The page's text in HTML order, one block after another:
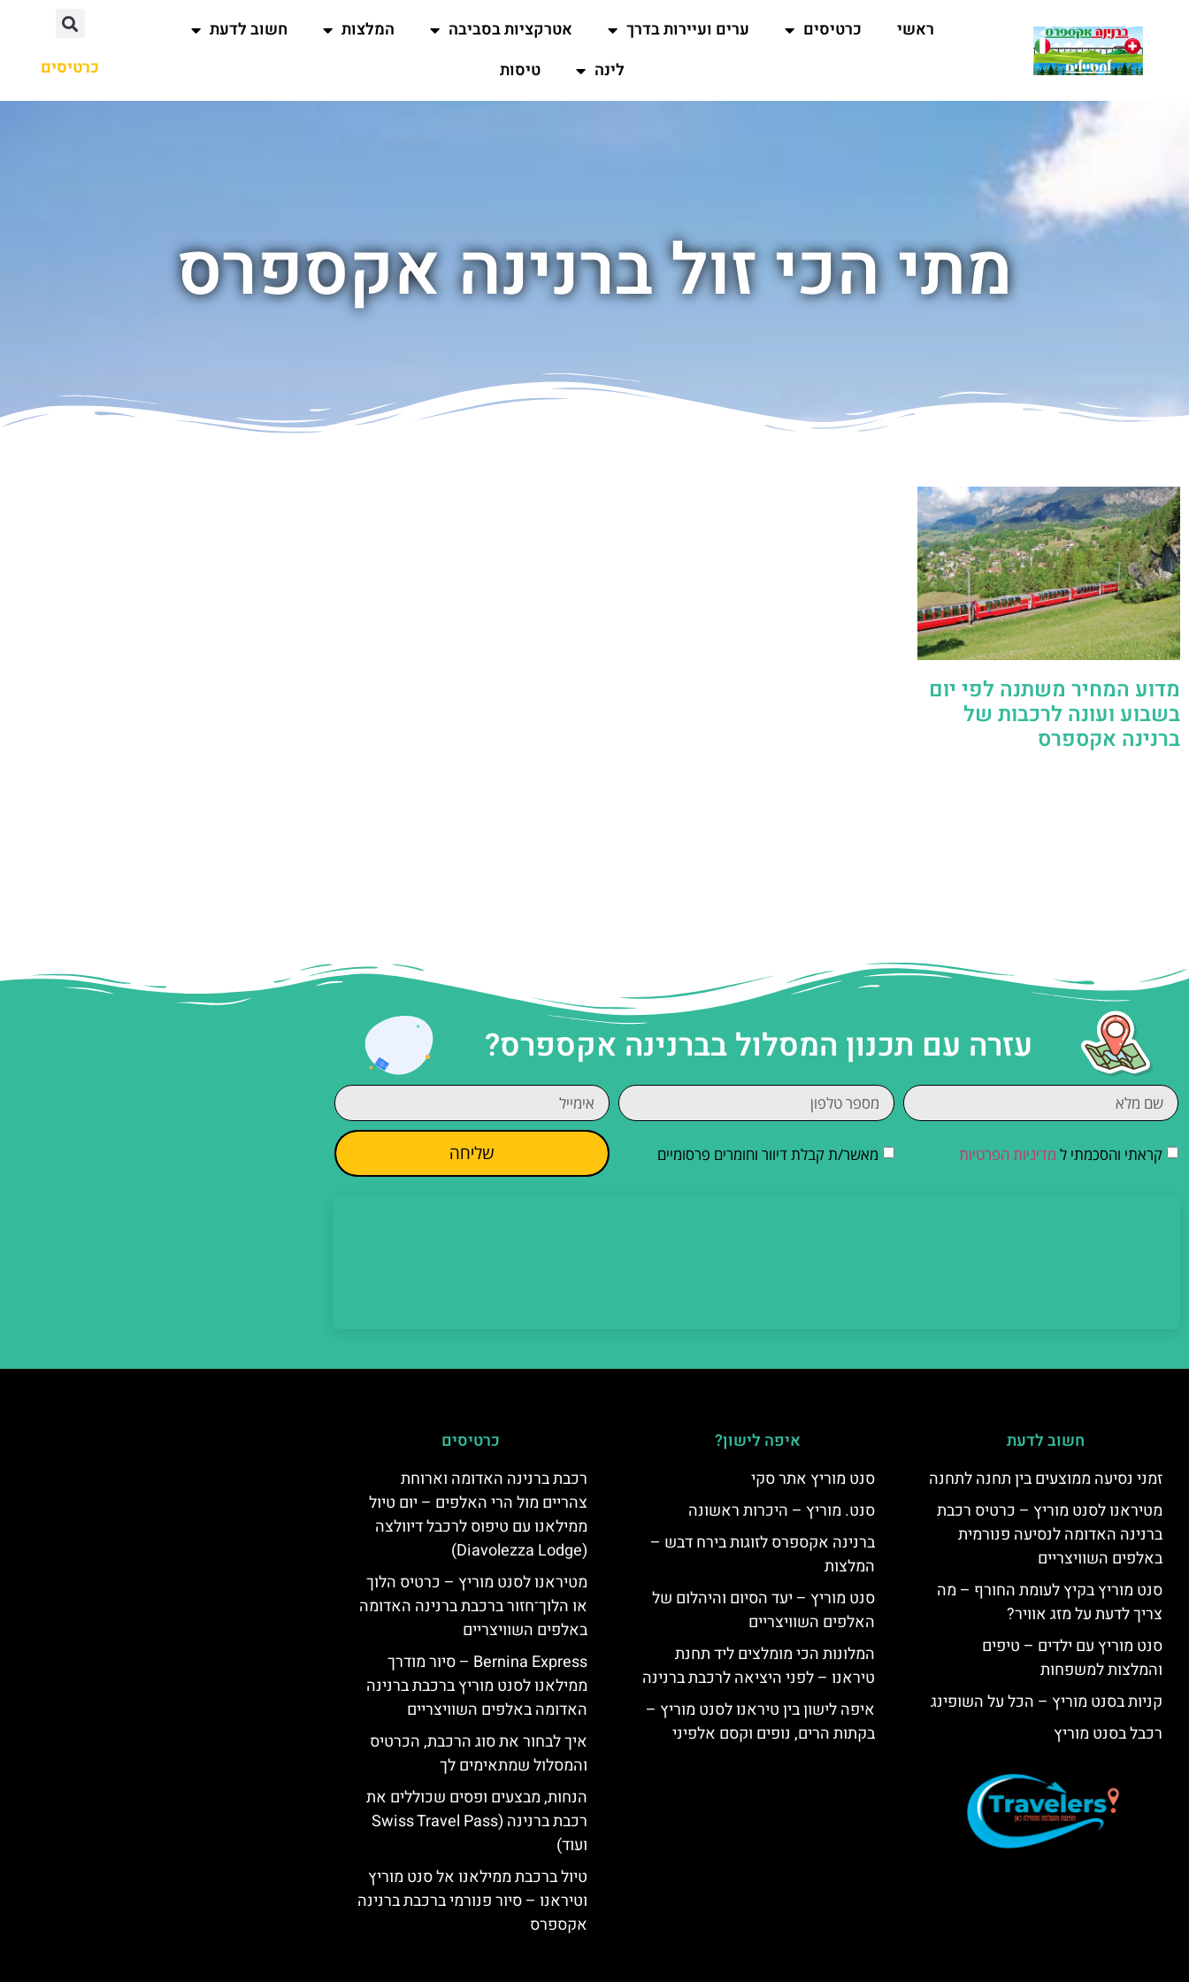
ראשי כרטיסים ערים ועיירות בדרך אטרקציות בסביבה המלצות
חשוב לדעת
לינה
טיסות כרטיסים
מתי הכי זול ברנינה אקספרס
מדוע המחיר משתנה לפי יום
בשבוע ועונה לרכבות של
ברנינה אקספרס
עזרה עם תכנון המסלול בברנינה אקספרס?
קראתי והסכמתי ל מדיניות הפרטיות מאשר/ת קבלת דיוור וחומרים פרסומיים שליחה
חשוב לדעת
זמני נסיעה ממוצעים בין תחנה לתחנה
מטיראנו לסנט מוריץ – כרטיס רכבת
ברנינה האדומה לנסיעה פנורמית
באלפים השוויצריים
סנט מוריץ בקיץ לעומת החורף – מה
צריך לדעת על מזג אוויר?
סנט מוריץ עם ילדים – טיפים
והמלצות למשפחות
קניות בסנט מוריץ – הכל על השופינג
רכבל בסנט מוריץ
איפה לישון?
סנט מוריץ אתר סקי
סנט. מוריץ – היכרות ראשונה
ברנינה אקספרס לזוגות בירח דבש –
המלצות
סנט מוריץ – יעד הסיום והיהלום של
האלפים השוויצריים
המלונות הכי מומלצים ליד תחנת
טיראנו – לפני היציאה לרכבת ברנינה
איפה לישון בין טיראנו לסנט מוריץ –
בקתות הרים, נופים וקסם אלפיני
כרטיסים
רכבת ברנינה האדומה וארוחת
צהריים מול הרי האלפים – יום טיול
ממילאנו עם טיפוס לרכבל דיוולצה
(Diavolezza Lodge)
מטיראנו לסנט מוריץ – כרטיס הלוך
או הלוך־חזור ברכבת ברנינה האדומה
באלפים השוויצריים
Bernina Express – סיור מודרך
ממילאנו לסנט מוריץ ברכבת ברנינה
האדומה באלפים השוויצריים
איך לבחור את סוג הרכבת, הכרטיס
והמסלול שמתאימים לך
הנחות, מבצעים ופסים שכוללים את
רכבת ברנינה (Swiss Travel Pass
ועוד)
טיול ברכבת ממילאנו אל סנט מוריץ
וטיראנו – סיור פנורמי ברכבת ברנינה
אקספרס